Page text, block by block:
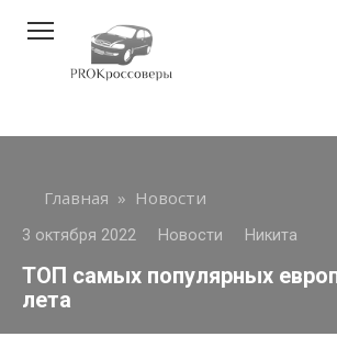
контенту
Главная » Новости
3 октября 2022 Новости Никита
ТОП самых популярных
лета